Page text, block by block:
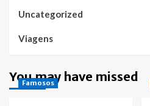
Uncategorized
Viagens
You may have missed
Famosos